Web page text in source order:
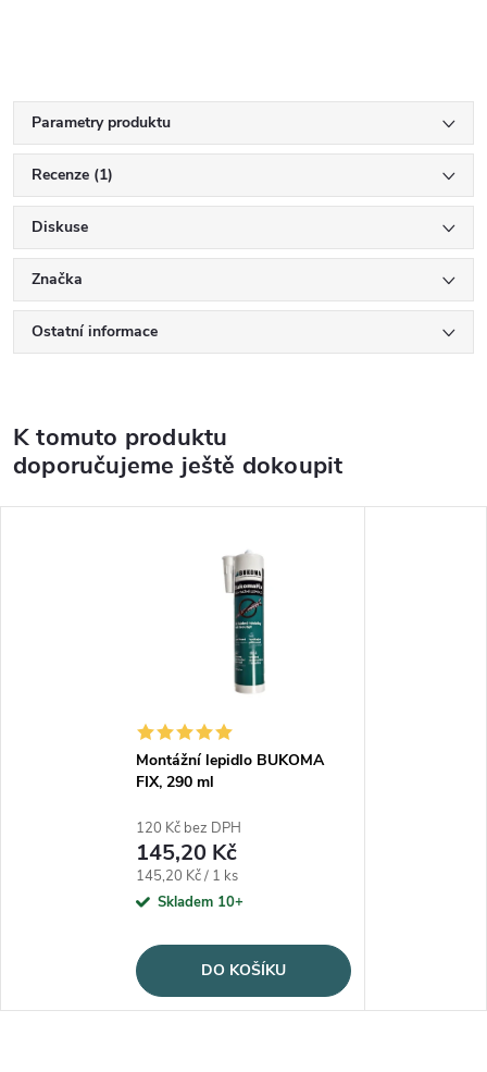
Parametry produktu
Recenze (1)
Diskuse
Značka
Ostatní informace
K tomuto produktu
doporučujeme ještě dokoupit
Montážní lepidlo BUKOMA
FIX, 290 ml
120 Kč bez DPH
145,20 Kč
Měrná cena:
145,20 Kč / 1 ks
Skladem 10+
DO KOŠÍKU